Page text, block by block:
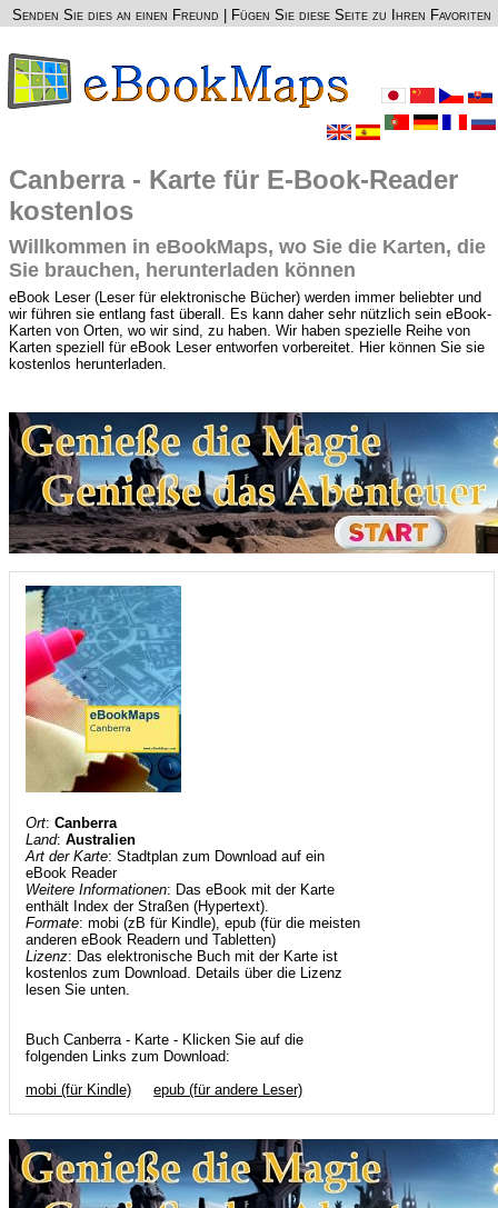
Senden Sie dies an einen Freund Fügen Sie diese Seite zu Ihren Favoriten
Canberra - Karte für E-Book-Reader
kostenlos
Willkommen in eBookMaps, wo Sie die Karten, die
Sie brauchen, herunterladen können
eBook Leser (Leser für elektronische Bücher) werden immer beliebter und
wir führen sie entlang fast überall. Es kann daher sehr nützlich sein eBook-
Karten von Orten, wo wir sind, zu haben. Wir haben spezielle Reihe von
Karten speziell für eBook Leser entworfen vorbereitet. Hier können Sie sie
kostenlos herunterladen.
Ort:Canberra
Land:Australien
Art der Karte: Stadtplan zum Download auf ein
eBook Reader
Weitere Informationen: Das eBook mit der Karte
enthält Index der Straßen (Hypertext).
Formate: mobi (zB für Kindle), epub (für die meisten
anderen eBook Readern und Tabletten)
Lizenz: Das elektronische Buch mit der Karte ist
kostenlos zum Download. Details über die Lizenz
lesen Sie unten.
Buch Canberra - Karte - Klicken Sie auf die
folgenden Links zum Download:
mobi (für Kindle)
epub (für andere Leser)